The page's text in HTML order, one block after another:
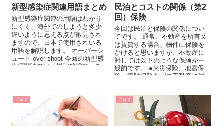
新型感染症関連用語まとめ
新型感染症関連の用語はわかり
にくく、海外でのしようと多少
違いように思える点が散見され
ますので、日本で使用されいる
用語を解説します。 オーバーシ
ュート over shoot 今回の新型感
染症関連では「爆破的増加」を
民泊とコストの関係（第2
回）保険
今回は民泊と保険の関係につい
てです。 通常、不動産を所有又
は賃貸する場合、物件に保険を
かけると思いますが、不動産に
対しては以下のような保険が一
般的です。 ●火災保険、地震保
険、家財保険などの不動産に対
ブログ ブログ